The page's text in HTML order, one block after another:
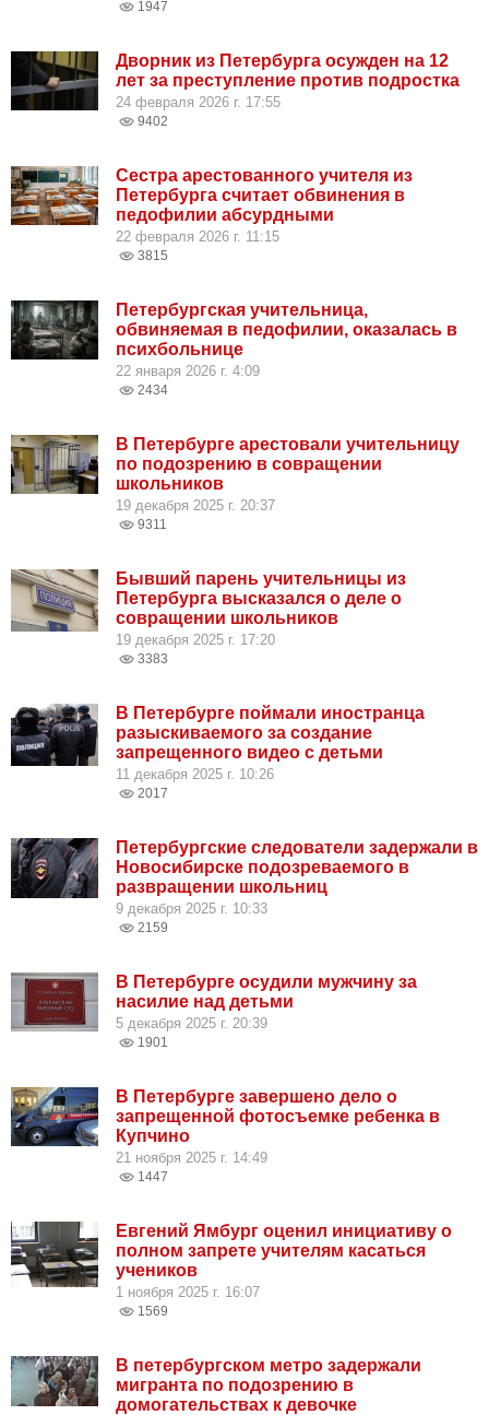
1947
Дворник из Петербурга осужден на 12
лет за преступление против подростка
24 февраля 2026 г. 17:55
9402
Сестра арестованного учителя из
Петербурга считает обвинения в
педофилии абсурдными
22 февраля 2026 г. 11:15
3815
Петербургская учительница,
обвиняемая в педофилии, оказалась в
психбольнице
22 января 2026 г. 4:09
2434
В Петербурге арестовали учительницу
по подозрению в совращении
школьников
19 декабря 2025 г. 20:37
9311
Бывший парень учительницы из
Петербурга высказался о деле о
совращении школьников
19 декабря 2025 г. 17:20
3383
В Петербурге поймали иностранца
разыскиваемого за создание
запрещенного видео с детьми
11 декабря 2025 г. 10:26
2017
Петербургские следователи задержали в
Новосибирске подозреваемого в
развращении школьниц
9 декабря 2025 г. 10:33
2159
В Петербурге осудили мужчину за
насилие над детьми
5 декабря 2025 г. 20:39
1901
В Петербурге завершено дело о
запрещенной фотосъемке ребенка в
Купчино
21 ноября 2025 г. 14:49
1447
Евгений Ямбург оценил инициативу о
полном запрете учителям касаться
учеников
1 ноября 2025 г. 16:07
1569
В петербургском метро задержали
мигранта по подозрению в
домогательствах к девочке